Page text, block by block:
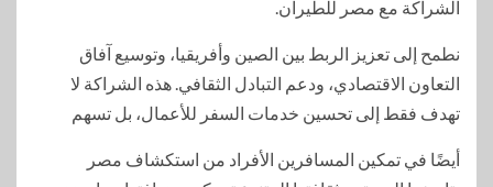
الشراكة مع مصر للطيران.
نطمح إلى تعزيز الربط بين الصين وأفريقيا، وتوسيع آفاق
التعاون الاقتصادي، ودعم التبادل الثقافي. هذه الشراكة لا
تهدف فقط إلى تحسين خدمات السفر للأعمال، بل تسهم
أيضًا في تمكين المسافرين الأفراد من استكشاف مصر